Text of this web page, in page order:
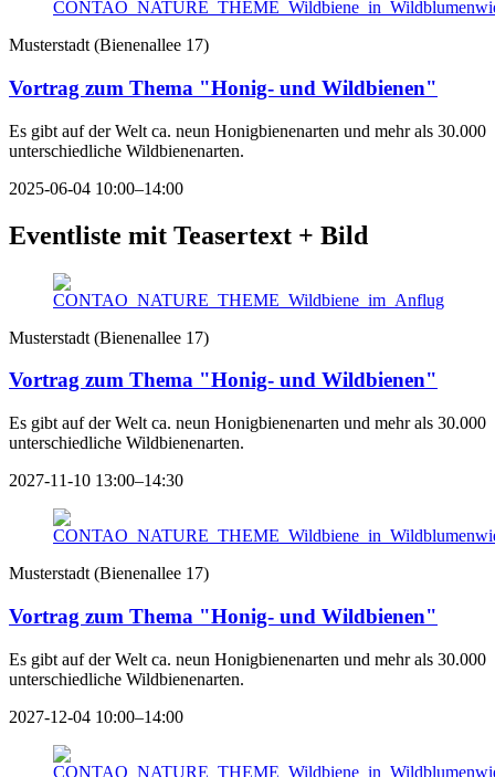
Musterstadt(Bienenallee 17)
Vortrag zum Thema "Honig- und Wildbienen"
Es gibt auf der Welt ca. neun Honigbienenarten und mehr als 30.000
unterschiedliche Wildbienenarten.
2025-06-04 10:00–14:00
Eventliste mit Teasertext + Bild
Musterstadt (Bienenallee 17)
Vortrag zum Thema "Honig- und Wildbienen"
Es gibt auf der Welt ca. neun Honigbienenarten und mehr als 30.000
unterschiedliche Wildbienenarten.
2027-11-10 13:00–14:30
Musterstadt (Bienenallee 17)
Vortrag zum Thema "Honig- und Wildbienen"
Es gibt auf der Welt ca. neun Honigbienenarten und mehr als 30.000
unterschiedliche Wildbienenarten.
2027-12-04 10:00–14:00